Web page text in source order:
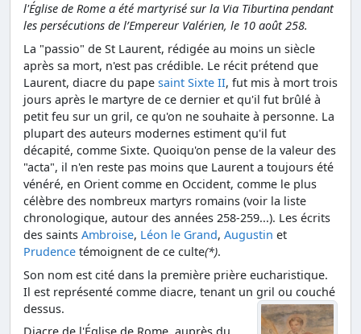
l'Église de Rome a été martyrisé sur la Via Tiburtina pendant
les persécutions de l’Empereur Valérien, le 10 août 258.
La "passio" de St Laurent, rédigée au moins un siècle
après sa mort, n'est pas crédible. Le récit prétend que
Laurent, diacre du pape saint Sixte II, fut mis à mort trois
jours après le martyre de ce dernier et qu'il fut brûlé à
petit feu sur un gril, ce qu'on ne souhaite à personne. La
plupart des auteurs modernes estiment qu'il fut
décapité, comme Sixte. Quoiqu'on pense de la valeur des
"acta", il n'en reste pas moins que Laurent a toujours été
vénéré, en Orient comme en Occident, comme le plus
célèbre des nombreux martyrs romains (voir la liste
chronologique, autour des années 258-259...). Les écrits
des saints Ambroise, Léon le Grand, Augustin et
Prudence témoignent de ce culte(*).
Son nom est cité dans la première prière eucharistique.
Il est représenté comme diacre, tenant un gril ou couché
dessus.